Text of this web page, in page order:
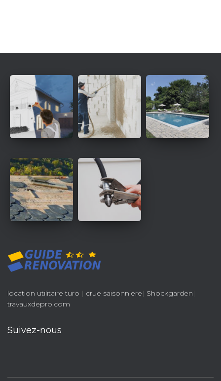
location utilitaire turo | crue saisonniere| Shockgarden|
travauxdepro.com
Suivez-nous